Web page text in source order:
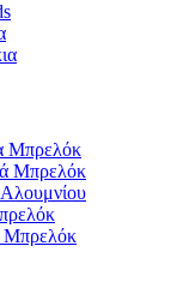
Μπρελόκ
Μπρελόκ
Μπρελόκ